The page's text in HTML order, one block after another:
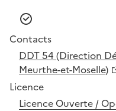
Contacts
DDT 54 (Direction
Meurthe-et-Moselle)
Licence
Licence Ouverte /